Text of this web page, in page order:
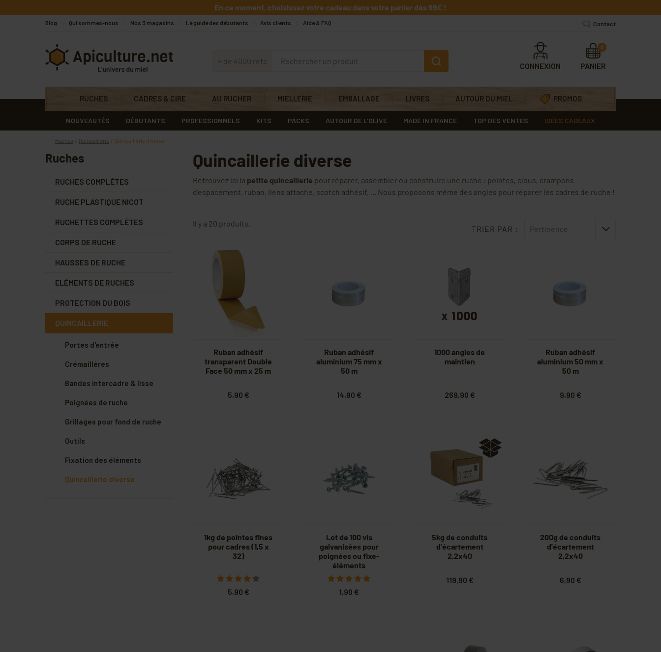
En ce moment, choisissez votre cadeau dans votre panier dès 99€ !
Blog Qui sommes-nous Nos 3 magasins Le guide des débutants Avis clients Aide & FAQ Contact
+ de 4000 réfs
CONNEXION PANIER
0
RUCHES CADRES & CIRE AU RUCHER MIELLERIE EMBALLAGE LIVRES AUTOUR DU MIEL PROMOS
NOUVEAUTÉS DÉBUTANTS PROFESSIONNELS KITS PACKS AUTOUR DE L’OLIVE MADE IN FRANCE TOP DES VENTES IDÉES CADEAUX
Ruches Quincaillerie Quincaillerie diverse
Ruches
RUCHES COMPLÈTES
RUCHE PLASTIQUE NICOT
RUCHETTES COMPLÈTES
CORPS DE RUCHE
HAUSSES DE RUCHE
ELÉMENTS DE RUCHES
PROTECTION DU BOIS
QUINCAILLERIE
Portes d'entrée
Crémaillères
Bandes intercadre & lisse
Poignées de ruche
Grillages pour fond de ruche
Outils
Fixation des éléments
Quincaillerie diverse
Quincaillerie diverse
Retrouvez ici la petite quincaillerie pour réparer, assembler ou construire une ruche : pointes, clous, crampons
d'espacement, ruban, liens attache, scotch adhésif, ... Nous proposons même des angles pour réparer les cadres de ruche !
Il y a 20 produits.
TRIER PAR : Pertinence
Ruban adhésif
transparent Double
Face 50 mm x 25 m
5,90 €
Ruban adhésif
aluminium 75 mm x
50 m
14,90 €
1000 angles de
maintien
269,90 €
Ruban adhésif
aluminium 50 mm x
50 m
9,90 €
1kg de pointes fines
pour cadres (1,5 x
32)
5,90 €
Lot de 100 vis
galvanisées pour
poignées ou fixe-
éléments
1,90 €
5kg de conduits
d'écartement
2,2x40
119,90 €
200g de conduits
d'écartement
2,2x40
6,90 €